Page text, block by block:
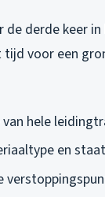
de derde keer
voor een
hele
en staat